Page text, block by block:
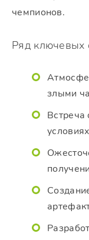
чемпионов.
Ряд ключевых
злыми